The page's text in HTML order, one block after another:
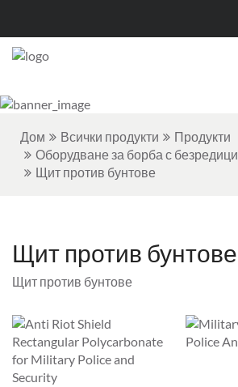
Дом Всички продукти
Продукти
Оборудване за борба с безредици
Щит против бунтове
Щит против бунтове
Щит против бунтове